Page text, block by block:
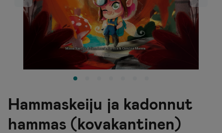
Previous Next
Hammaskeiju ja kadonnut
hammas (kovakantinen)